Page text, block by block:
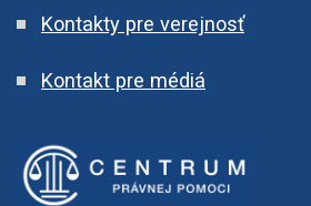
Kontakty pre verejnosť
Kontakt pre médiá